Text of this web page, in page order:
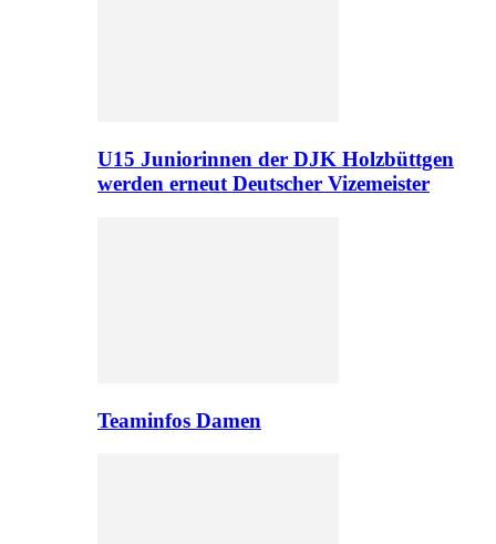
U15 Juniorinnen der DJK Holzbüttgen
werden erneut Deutscher Vizemeister
Teaminfos Damen